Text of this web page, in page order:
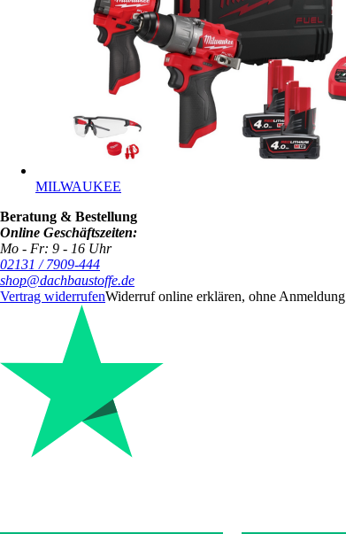
MILWAUKEE
Beratung & Bestellung
Online Geschäftszeiten:
Mo - Fr: 9 - 16 Uhr
02131 / 7909-444
shop@dachbaustoffe.de
Vertrag widerrufenWiderruf online erklären, ohne Anmeldung